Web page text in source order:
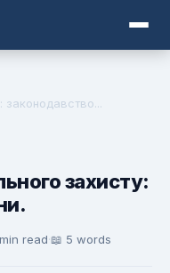
законодавство...
захисту:
read·📖 5 words